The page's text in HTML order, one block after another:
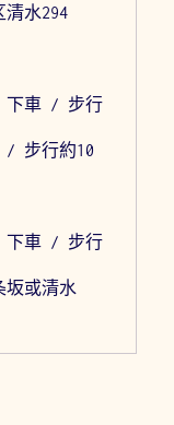
清水294
下車 / 步行
/ 步行約10
下車 / 步行
或清水